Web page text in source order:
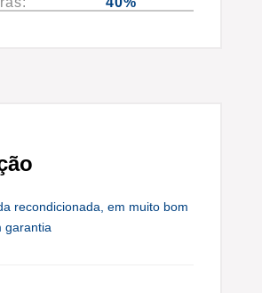
recondicionada, em muito bom
garantia